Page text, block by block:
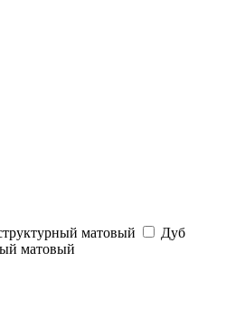
матовый
Дуб
матовый